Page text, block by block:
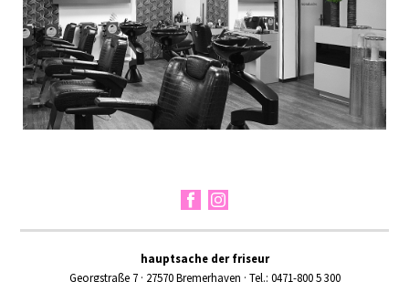
hauptsache der friseur
Georgstraße 7 · 27570 Bremerhaven · Tel.: 0471-800 5 300